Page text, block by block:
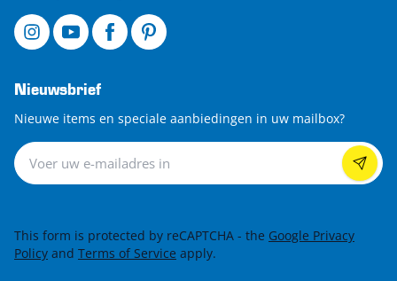
Nieuwsbrief
Nieuwe items en speciale aanbiedingen in uw mailbox?
Nieuwsbrief
This form is protected by reCAPTCHA - the Google Privacy
Policy and Terms of Service apply.